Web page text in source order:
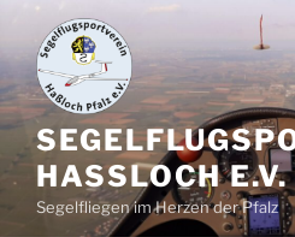
Zum
Inhalt
springen
HASSLOCH E.V.
Segelfliegen im Herzen der Pfalz